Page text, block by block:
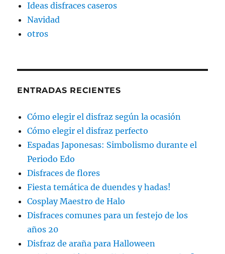
Ideas disfraces caseros
Navidad
otros
ENTRADAS RECIENTES
Cómo elegir el disfraz según la ocasión
Cómo elegir el disfraz perfecto
Espadas Japonesas: Simbolismo durante el
Periodo Edo
Disfraces de flores
Fiesta temática de duendes y hadas!
Cosplay Maestro de Halo
Disfraces comunes para un festejo de los
años 20
Disfraz de araña para Halloween